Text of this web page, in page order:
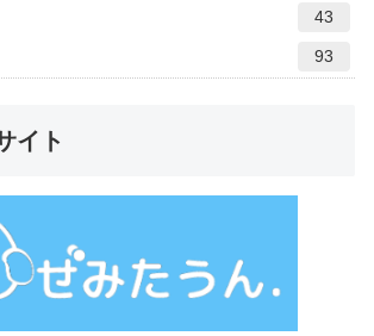
43
93
イト